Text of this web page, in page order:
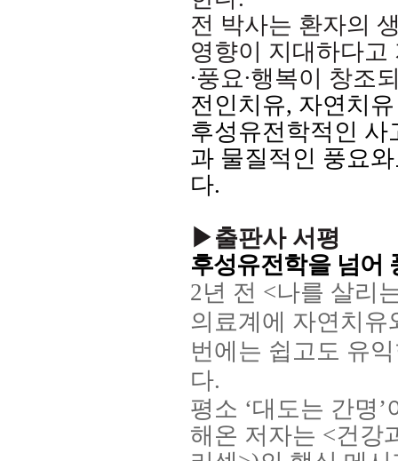
전 박사는 환자의
영향이 지대하다고
∙풍요∙행복이 창조
전인치유, 자연치
후성유전학적인
과 물질적인 풍요
다.
▶출판사 서평
후성유전학을 넘어
2년 전 <나를 살리
의료계에 자연치
번에는 쉽고도 유
다.
평소 ‘대도는 간명 ’
해온 저자는 <건강